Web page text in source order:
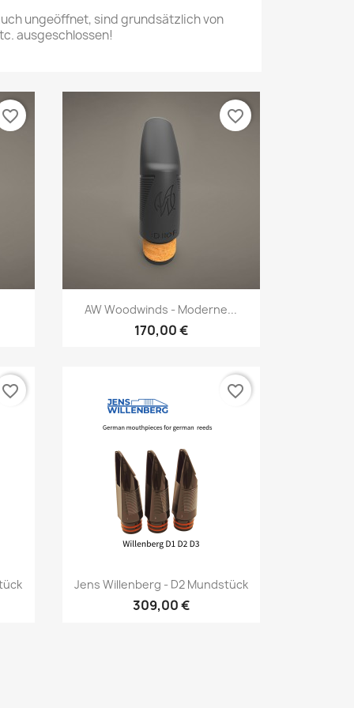
ungeöffnet, sind grundsätzlich von
ausgeschlossen!
favorite_border
Vorschau
AW Woodwinds - Moderne...
170,00 €
favorite_border
favorite_border
Vorschau
Jens Willenberg - D2 Mundstück
309,00 €
favorite_border